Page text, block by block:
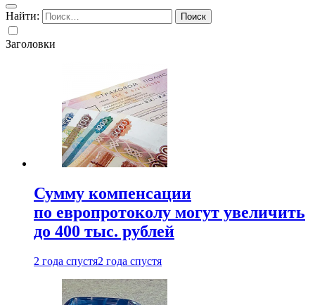
Найти:
Заголовки
Сумму компенсации
по европротоколу могут увеличить
до 400 тыс. рублей
2 года спустя2 года спустя